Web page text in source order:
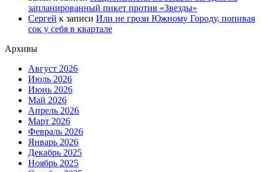
запланированный пикет против «Звезды»
Сергей к записи Или не грози Южному Городу, попивая
сок у себя в квартале
Архивы
Август 2026
Июль 2026
Июнь 2026
Май 2026
Апрель 2026
Март 2026
Февраль 2026
Январь 2026
Декабрь 2025
Ноябрь 2025